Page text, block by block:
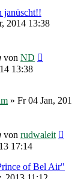
janüscht!!
2014 13:38
von ND
13:38
» Fr 04 Jan,
von rudwaleit
17:14
of Bel Air"